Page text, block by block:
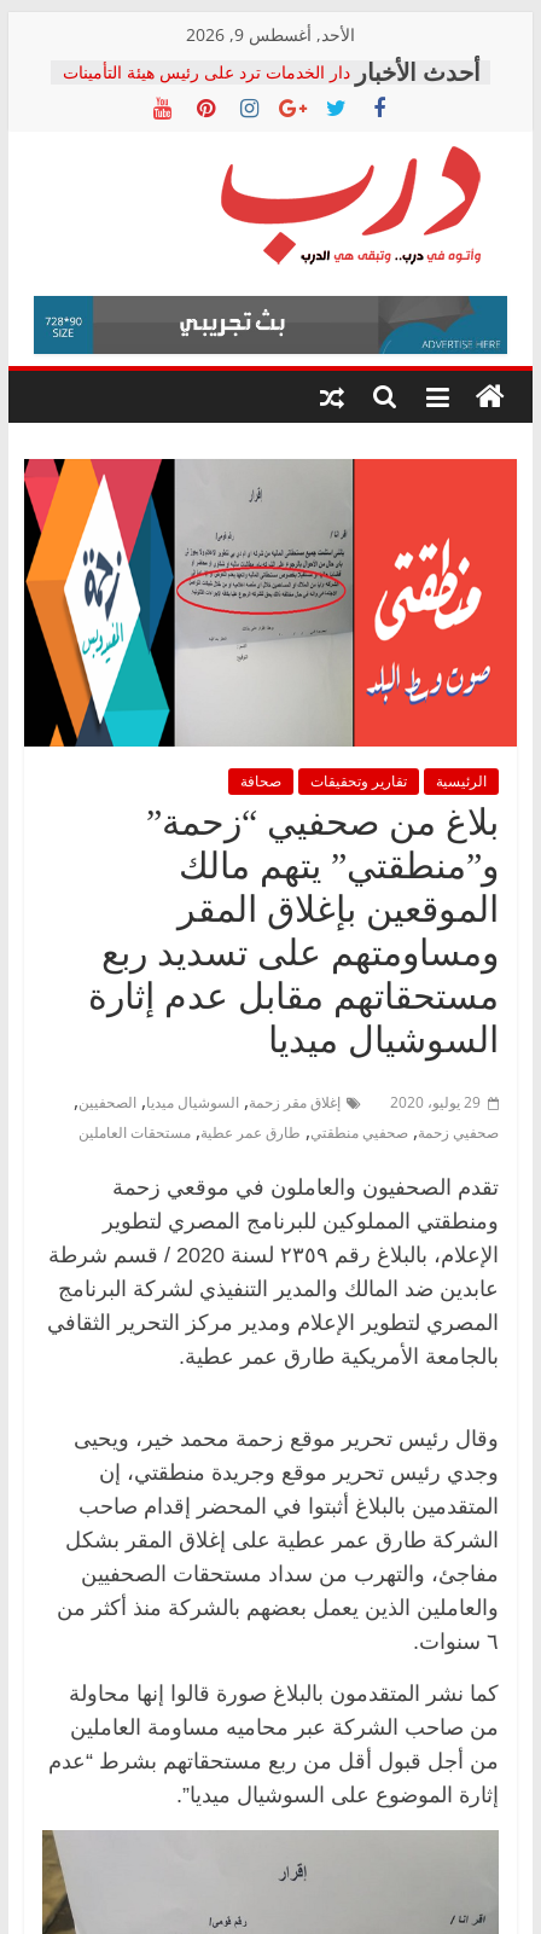
content
الأحد, أغسطس 9, 2026
دار الخدمات ترد على رئيس هيئة التأمينات
بعد مؤتمره الصحفي: إنكار الأزمة لا ينهي
معاناة أصحاب المعاشات.. ونطالب بكشف
فرحات سليمان يكتب: القطاع الصحي إلى
أين؟
حزب التحالف الشعبي يطلق لجنة “الحق
في الصحة” بالإسكندرية لرصد الانتهاكات
ودعم المرضى
الوزاري لمدينة الصحفيين.. وانتهاء أعمال
إنشاء المبنى الإداري
المجلس القومي لحقوق الإنسان يعلن
متابعة قضية الدكتور محمد زهران.. ويؤكد:
قرينة البراءة وضمانات المحاكمة العادلة
درب
وأتوه
درب..
وتبقى
هي
الرئيسية تقارير وتحقيقات صحافة
بلاغ من صحفيي “زحمة”
و”منطقتي” يتهم مالك
الموقعين بإغلاق المقر
ومساومتهم على تسديد ربع
مستحقاتهم مقابل عدم إثارة
السوشيال ميديا
29 يوليو، 2020 إغلاق مقر زحمة, السوشيال ميديا, الصحفيين,
صحفيي زحمة, صحفيي منطقتي, طارق عمر عطية, مستحقات العاملين
تقدم الصحفيون والعاملون في موقعي زحمة
ومنطقتي المملوكين للبرنامج المصري لتطوير
الإعلام، بالبلاغ رقم ٢٣٥٩ لسنة 2020 / قسم شرطة
عابدين ضد المالك والمدير التنفيذي لشركة البرنامج
المصري لتطوير الإعلام ومدير مركز التحرير الثقافي
بالجامعة الأمريكية طارق عمر عطية.
وقال رئيس تحرير موقع زحمة محمد خير، ويحيى
وجدي رئيس تحرير موقع وجريدة منطقتي، إن
المتقدمين بالبلاغ أثبتوا في المحضر إقدام صاحب
الشركة طارق عمر عطية على إغلاق المقر بشكل
مفاجئ، والتهرب من سداد مستحقات الصحفيين
والعاملين الذين يعمل بعضهم بالشركة منذ أكثر من
٦ سنوات.
كما نشر المتقدمون بالبلاغ صورة قالوا إنها محاولة
من صاحب الشركة عبر محاميه مساومة العاملين
من أجل قبول أقل من ربع مستحقاتهم بشرط “عدم
إثارة الموضوع على السوشيال ميديا”.